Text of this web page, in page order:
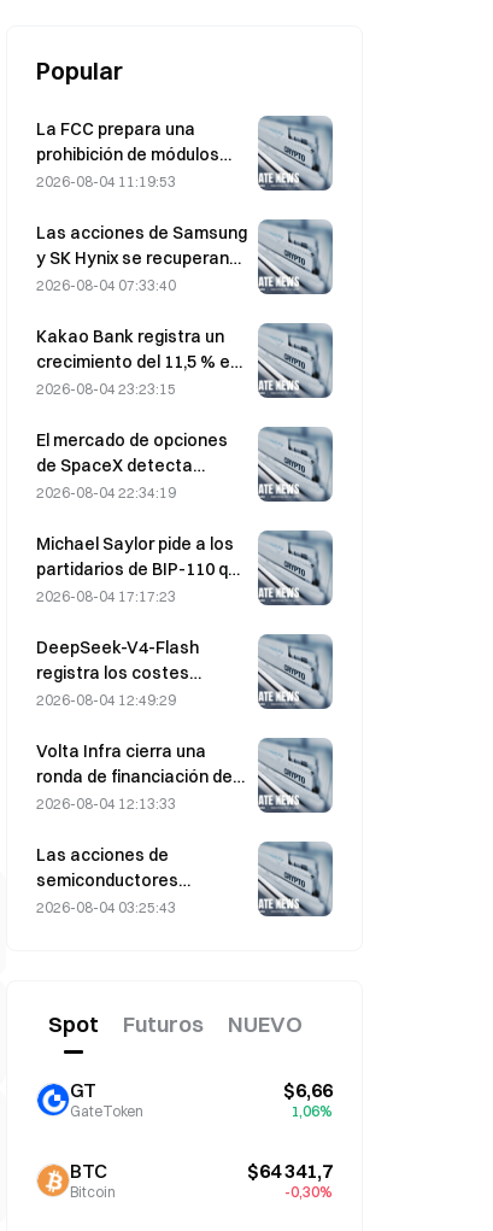
Popular
La FCC prepara una
prohibición de módulos
ópticos chinos para
se enfrenta a un impacto
del 27% en su cuota de
mercado
2026-08-04 11:19:53
Las acciones de Samsung
y SK Hynix se recuperan
de pérdidas del 5 % por las
2026-08-04 07:33:40
Kakao Bank registra un
crecimiento del 11,5 % en
el beneficio neto del
beneficio del primer
semestre alcanza un
máximo histórico
2026-08-04 23:23:15
El mercado de opciones
de SpaceX detecta
misteriosas posiciones
ejercicio de $330 $20M
antes del vencimiento del
viernes
2026-08-04 22:34:19
Michael Saylor pide a los
partidarios de BIP-110 que
«retiren su apoyo»
los mineros se estanca
en el 2,70 %
2026-08-04 17:17:23
DeepSeek-V4-Flash
registra los costes
operativos más bajos
modelos de IA en las
últimas pruebas
comparativas
2026-08-04 12:49:29
Volta Infra cierra una
ronda de financiación de
Serie A de $300M , con
millones de dólares,
liderada por a16z y
Altimeter
2026-08-04 12:13:33
Las acciones de
semiconductores
repuntan tras las ventas
SanDisk, en el punto de
mira
2026-08-04 03:25:43
Spot Futuros NUEVO
GT
GateToken
$6,66
1,06%
BTC
Bitcoin
$64 341,7
-0,30%